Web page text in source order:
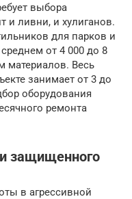
выбора
и ливни, и хулиганов.
для парков и
от 4 000 до 8
материалов. Весь
занимает от 3 до
оборудования
ремонта
защищенного
в агрессивной